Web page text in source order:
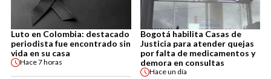
Luto en Colombia: destacado
periodista fue encontrado sin
vida en su casa
Hace7 horas
Bogotá habilita Casas de
Justicia para atender quejas
por falta de medicamentos y
demora en consultas
Haceun día